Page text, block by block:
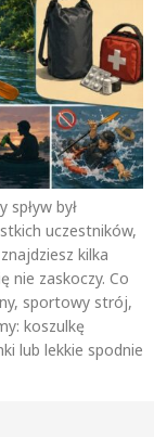
spływ był
uczestników,
kilka
nie zaskoczy. Co
sportowy strój,
koszulkę
lub lekkie spodnie